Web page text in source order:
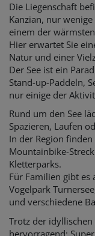
Die Liegenschaft
Kanzian, nur
einem der
Hier erwartet Sie
Natur und einer
Der See ist ein
Stand-up-Paddeln,
nur einige der
Rund um den See
Spazieren, Laufen
In der Region
Mountainbike-
Kletterparks.
Für Familien gibt es
Vogelpark
und verschiedene
Trotz der
hervorragend: